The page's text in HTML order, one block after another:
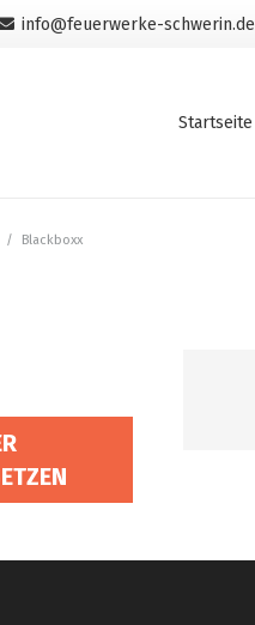
info@feuerwerke-schwerin.de
Startseite
/ Blackboxx